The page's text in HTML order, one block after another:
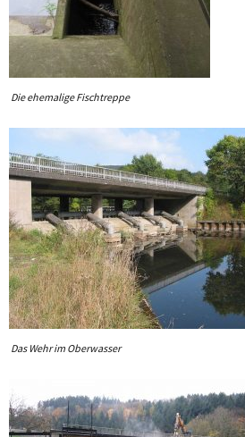
Die ehemalige Fischtreppe
Das Wehr im Oberwasser